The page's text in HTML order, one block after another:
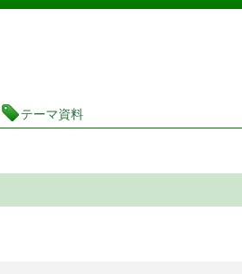
茨城県立図書館 蔵書検索・予約システム
テーマ資料